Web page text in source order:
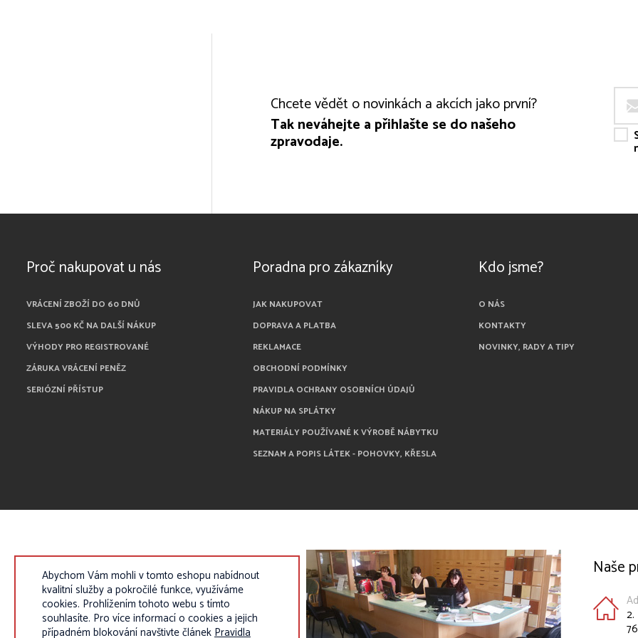
Chcete vědět o novinkách a akcích jako první?
Tak neváhejte a přihlašte se do našeho
zpravodaje.
Proč nakupovat u nás
VRÁCENÍ ZBOŽÍ DO 60 DNŮ
SLEVA 500 KČ NA DALŠÍ NÁKUP
VÝHODY PRO REGISTROVANÉ
ZÁRUKA VRÁCENÍ PENĚZ
SERIÓZNÍ PŘÍSTUP
Poradna pro zákazníky
JAK NAKUPOVAT
DOPRAVA A PLATBA
REKLAMACE
OBCHODNÍ PODMÍNKY
PRAVIDLA OCHRANY OSOBNÍCH ÚDAJŮ
NÁKUP NA SPLÁTKY
MATERIÁLY POUŽÍVANÉ K VÝROBĚ NÁBYTKU
SEZNAM A POPIS LÁTEK - POHOVKY, KŘESLA
Kdo jsme?
O NÁS
KONTAKTY
NOVINKY, RADY A TIPY
Naše
2.
Abychom Vám mohli v tomto eshopu nabídnout
kvalitní služby a pokročilé funkce, využíváme
cookies. Prohlížením tohoto webu s tímto
souhlasíte. Pro více informací o cookies a jejich
případném blokování navštivte článekPravidla